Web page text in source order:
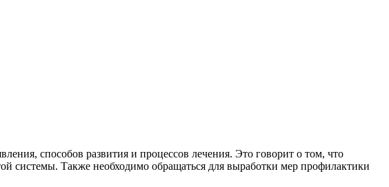
способов развития и процессов лечения. Это говорит о том, что
системы. Также необходимо обращаться для выработки мер профилактики